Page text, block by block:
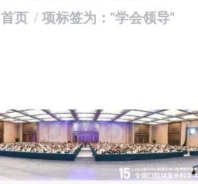
您在这里：
首页 项标签为："学会领导"